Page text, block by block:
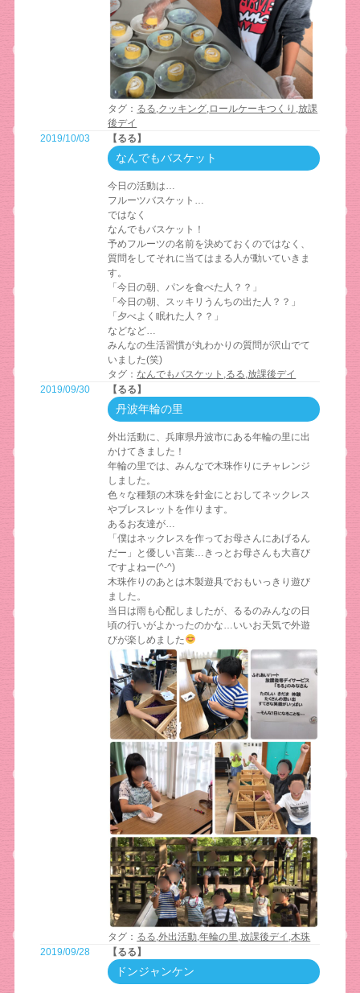
タグ： るる,クッキング,ロールケーキつくり ,放課
後デイ
2019/10/03
【るる】
なんでもバスケット
今日の活動は…
フルーツバスケット…
ではなく
なんでもバスケット！
予めフルーツの名前を決めておくのではなく、
質問をしてそれに当てはまる人が動いていきま
す。
「今日の朝、パンを食べた人？？」
「今日の朝、スッキリうんちの出た人？？」
「夕べよく眠れた人？？」
などなど…
みんなの生活習慣が丸わかりの質問が沢山でて
いました(笑)
タグ： なんでもバスケット ,るる,放課後デイ
2019/09/30
【るる】
丹波年輪の里
外出活動に、兵庫県丹波市にある年輪の里に出
かけてきました！
年輪の里では、みんなで木珠作りにチャレンジ
しました。
色々な種類の木珠を針金にとおしてネックレス
やブレスレットを作ります。
あるお友達が…
「僕はネックレスを作ってお母さんにあげるん
だー」と優しい言葉…きっとお母さんも大喜び
ですよねー(^-^)
木珠作りのあとは木製遊具でおもいっきり遊び
ました。
当日は雨も心配しましたが、るるのみんなの日
頃の行いがよかったのかな…いいお天気で外遊
びが楽しめました
タグ： るる,外出活動,年輪の里 ,放課後デイ ,木珠
2019/09/28
【るる】
ドンジャンケン